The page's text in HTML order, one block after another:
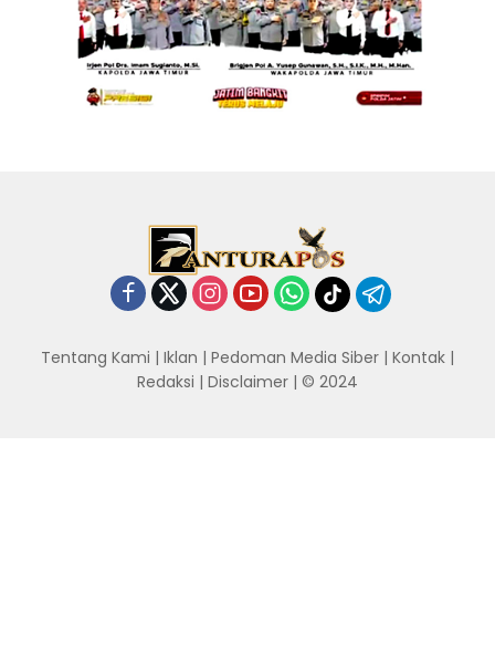
Tentang Kami | Iklan | Pedoman Media Siber | Kontak |
Redaksi | Disclaimer | © 2024